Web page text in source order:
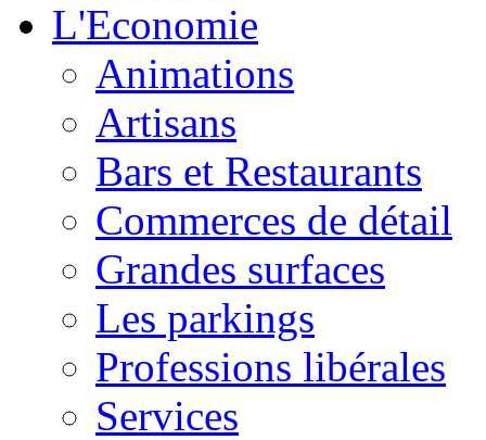
L'Economie
Animations
Artisans
Bars et Restaurants
Commerces de détail
Grandes surfaces
Les parkings
Professions libérales
Services